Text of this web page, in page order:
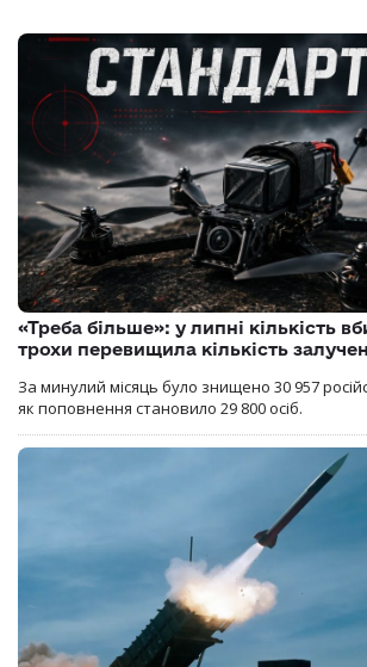
«Треба більше»: у липні кількість
трохи перевищила кількість
За минулий місяць було знищено 30 957
як поповнення становило 29 800 осіб.